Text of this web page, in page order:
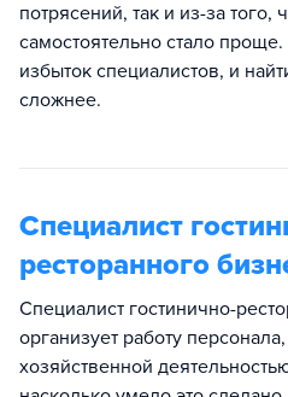
потрясений, так и из-за того,
самостоятельно стало
избыток специалистов, и
сложнее.
Специалист
ресторанного
Специалист гостинично-
организует работу
хозяйственной